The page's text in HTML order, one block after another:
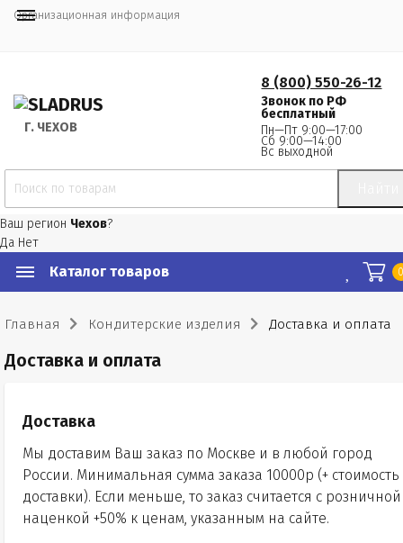
Организационная информация
Г. ЧЕХОВ
8 (800) 550-26-12
Звонок по РФ
бесплатный
Пн—Пт 9:00—17:00
Сб 9:00—14:00
Вс выходной
Ваш регион Чехов?
Да Нет
Каталог товаров
Главная Кондитерские изделия Доставка и оплата
Доставка и оплата
Доставка
Мы доставим Ваш заказ по Москве и в любой город
России. Минимальная сумма заказа 10000р (+ стоимость
доставки). Если меньше, то заказ считается с розничной
наценкой +50% к ценам, указанным на сайте.